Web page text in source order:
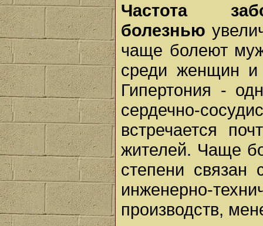
Частота
болезнью
чаще болеют
среди женщин и
Гипертония -
сердечно-
встречается
жителей. Чаще
степени связан
инженерно-
производств,